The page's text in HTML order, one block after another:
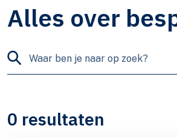
Alles over
0 resultaten